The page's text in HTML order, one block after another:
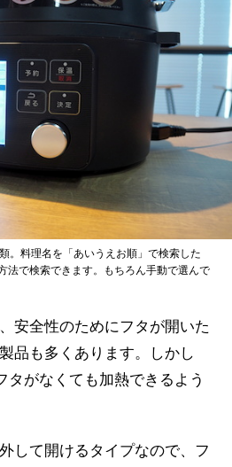
。料理名を「あいうえお順」で検索した
法で検索できます。もちろん手動で選んで
安全性のためにフタが開いた
品も多くあります。しかし
がなくても加熱できるよう
して開けるタイプなので、フ